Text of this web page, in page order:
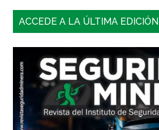
Barra
principal
ACCEDE A LA ÚLTIMA EDICIÓN